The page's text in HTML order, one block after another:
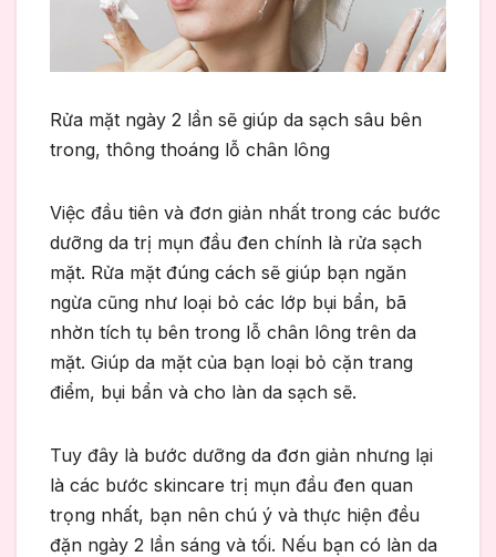
Rửa mặt ngày 2 lần sẽ giúp da sạch sâu bên
trong, thông thoáng lỗ chân lông
Việc đầu tiên và đơn giản nhất trong các bước
dưỡng da trị mụn đầu đen chính là rửa sạch
mặt. Rửa mặt đúng cách sẽ giúp bạn ngăn
ngừa cũng như loại bỏ các lớp bụi bẩn, bã
nhờn tích tụ bên trong lỗ chân lông trên da
mặt. Giúp da mặt của bạn loại bỏ cặn trang
điểm, bụi bẩn và cho làn da sạch sẽ.
Tuy đây là bước dưỡng da đơn giản nhưng lại
là các bước skincare trị mụn đầu đen quan
trọng nhất, bạn nên chú ý và thực hiện đều
đặn ngày 2 lần sáng và tối. Nếu bạn có làn da